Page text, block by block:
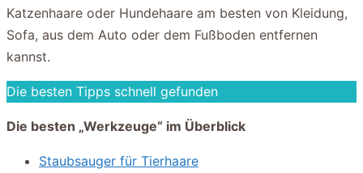
Katzenhaare oder Hundehaare am besten von Kleidung,
Sofa, aus dem Auto oder dem Fußboden entfernen
kannst.
Die besten Tipps schnell gefunden
Die besten „Werkzeuge“ im Überblick
Staubsauger für Tierhaare